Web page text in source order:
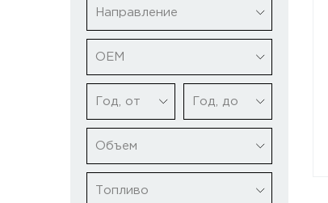
Направление
ОЕМ
Год, от Год, до
Объем
Топливо